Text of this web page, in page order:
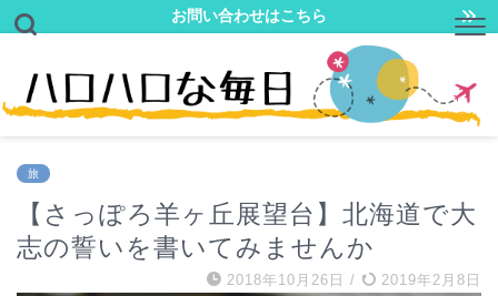
お問い合わせはこちら
旅
【さっぽろ羊ヶ丘展望台】北海道で大
志の誓いを書いてみませんか
2018年10月26日 / 2019年2月8日